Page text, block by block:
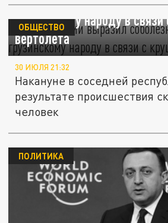
грузинскому народу в
вертолёта
ОБЩЕСТВО
30 ИЮЛЯ 21:32
Накануне в соседней
результате происшествия
человек
ПОЛИТИКА